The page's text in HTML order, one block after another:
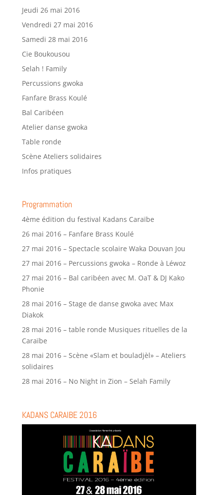
Jeudi 26 mai 2016
Vendredi 27 mai 2016
Samedi 28 mai 2016
Cie Boukousou
Selah ! Family
Percussions gwoka
Fanfare Brass Koulé
Bal Caribéen
Atelier danse gwoka
Table ronde
Scène Ateliers solidaires
Infos pratiques
Programmation
4ème édition du festival Kadans Caraïbe
26 mai 2016 – Fanfare Brass Koulé
27 mai 2016 – Spectacle scolaire Waka Douvan Jou
27 mai 2016 – Percussions gwoka – Ronde à Léwoz
27 mai 2016 – Bal caribéen avec M. OaT & DJ Kako
Phonie
28 mai 2016 – Stage de danse gwoka avec Max
Diakok
28 mai 2016 – table ronde Musiques rituelles de la
Caraïbe
28 mai 2016 – Scène «Slam et bouladjèl» – Ateliers
solidaires
28 mai 2016 – No Night in Zion – Selah Family
KADANS CARAIBE 2016